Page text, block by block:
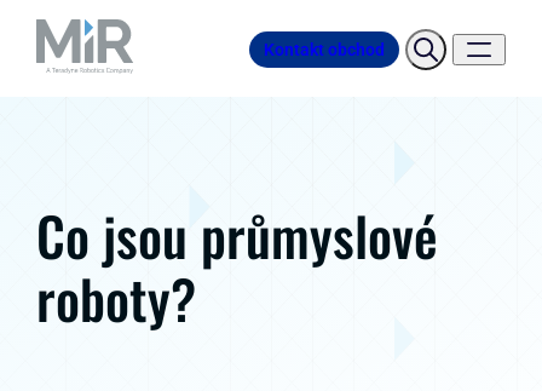
Kontakt obchod
Co jsou průmyslové
roboty?